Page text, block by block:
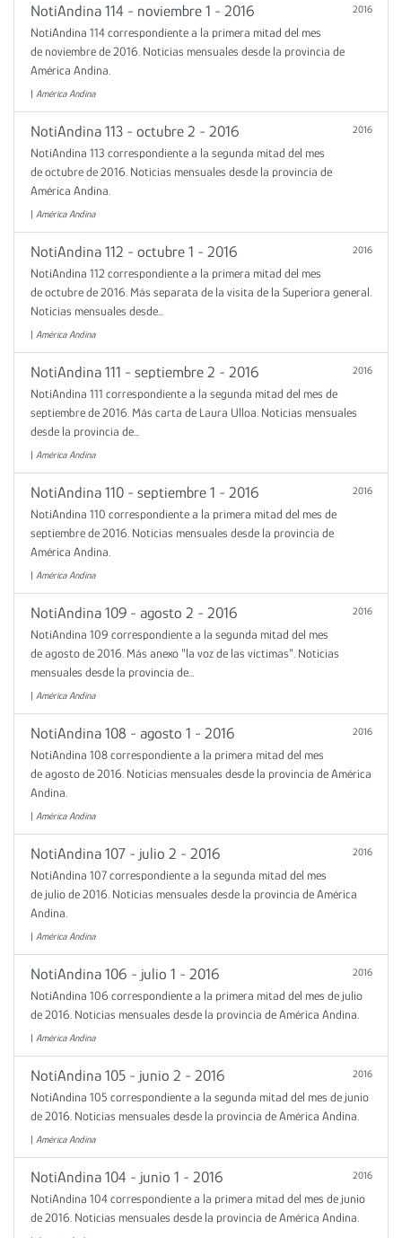
NotiAndina 114 - noviembre 1 - 2016 2016
NotiAndina 114 correspondiente a la primera mitad del mes
de noviembre de 2016. Noticias mensuales desde la provincia de
América Andina.
| América Andina
NotiAndina 113 - octubre 2 - 2016 2016
NotiAndina 113 correspondiente a la segunda mitad del mes
de octubre de 2016. Noticias mensuales desde la provincia de
América Andina.
| América Andina
NotiAndina 112 - octubre 1 - 2016 2016
NotiAndina 112 correspondiente a la primera mitad del mes
de octubre de 2016. Más separata de la visita de la Superiora general.
Noticias mensuales desde...
| América Andina
NotiAndina 111 - septiembre 2 - 2016 2016
NotiAndina 111 correspondiente a la segunda mitad del mes de
septiembre de 2016. Más carta de Laura Ulloa. Noticias mensuales
desde la provincia de...
| América Andina
NotiAndina 110 - septiembre 1 - 2016 2016
NotiAndina 110 correspondiente a la primera mitad del mes de
septiembre de 2016. Noticias mensuales desde la provincia de
América Andina.
| América Andina
NotiAndina 109 - agosto 2 - 2016 2016
NotiAndina 109 correspondiente a la segunda mitad del mes
de agosto de 2016. Más anexo "la voz de las víctimas". Noticias
mensuales desde la provincia de...
| América Andina
NotiAndina 108 - agosto 1 - 2016 2016
NotiAndina 108 correspondiente a la primera mitad del mes
de agosto de 2016. Noticias mensuales desde la provincia de América
Andina.
| América Andina
NotiAndina 107 - julio 2 - 2016 2016
NotiAndina 107 correspondiente a la segunda mitad del mes
de julio de 2016. Noticias mensuales desde la provincia de América
Andina.
| América Andina
NotiAndina 106 - julio 1 - 2016 2016
NotiAndina 106 correspondiente a la primera mitad del mes de julio
de 2016. Noticias mensuales desde la provincia de América Andina.
| América Andina
NotiAndina 105 - junio 2 - 2016 2016
NotiAndina 105 correspondiente a la segunda mitad del mes de junio
de 2016. Noticias mensuales desde la provincia de América Andina.
| América Andina
NotiAndina 104 - junio 1 - 2016 2016
NotiAndina 104 correspondiente a la primera mitad del mes de junio
de 2016. Noticias mensuales desde la provincia de América Andina.